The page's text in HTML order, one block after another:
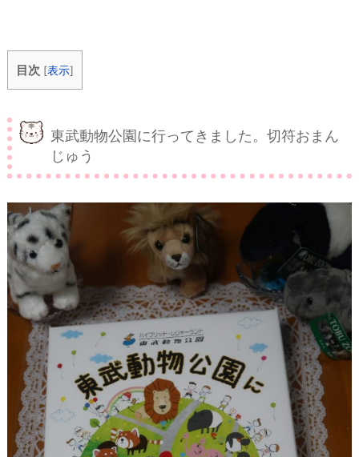
目次 [表示]
東武動物公園に行ってきました。切符おまん
じゅう